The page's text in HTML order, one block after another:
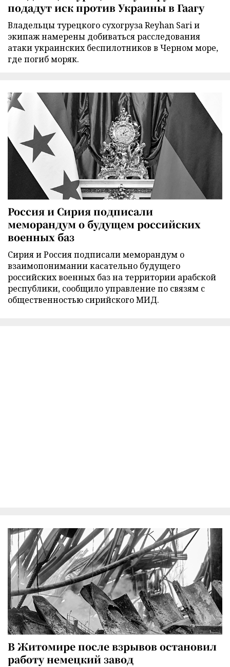
подадут иск против Украины в Гаагу
Владельцы турецкого сухогруза Reyhan Sari и
экипаж намерены добиваться расследования
атаки украинских беспилотников в Черном море,
где погиб моряк.
Россия и Сирия подписали
меморандум о будущем российских
военных баз
Сирия и Россия подписали меморандум о
взаимопонимании касательно будущего
российских военных баз на территории арабской
республики, сообщило управление по связям с
общественностью сирийского МИД.
В Житомире после взрывов остановил
работу немецкий завод